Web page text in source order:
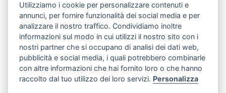
troppo impegnativo, e per questo si beve senza sforzi e senza
problemi. Al gusto prevalgono sensazioni di morbidezza, corposità e
tannicità: con un carattere così allegro e gioviale, versatile e
sempre all'altezza di ogni situazione, al Lambrusco di Modena
Grasparossa è bastato poco tempo per farsi tanti amici, anche al di
fuori della terra emiliana che lo ha visto nascere; è infatti divenuto
in breve - a partire dagli anni '70 - il vino italiano più conosciuto e
bevuto nel mondo, grazie alla sua simpatia, che conquista, e alla
Utilizziamo i cookie per personalizzare contenuti e
annunci, per fornire funzionalità dei social media e per
analizzare il nostro traffico. Condividiamo inoltre
informazioni sul modo in cui utilizzi il nostro sito con i
nostri partner che si occupano di analisi dei dati web,
pubblicità e social media, i quali potrebbero combinarle
con altre informazioni che hai fornito loro o che hanno
raccolto dal tuo utilizzo dei loro servizi. Personalizza